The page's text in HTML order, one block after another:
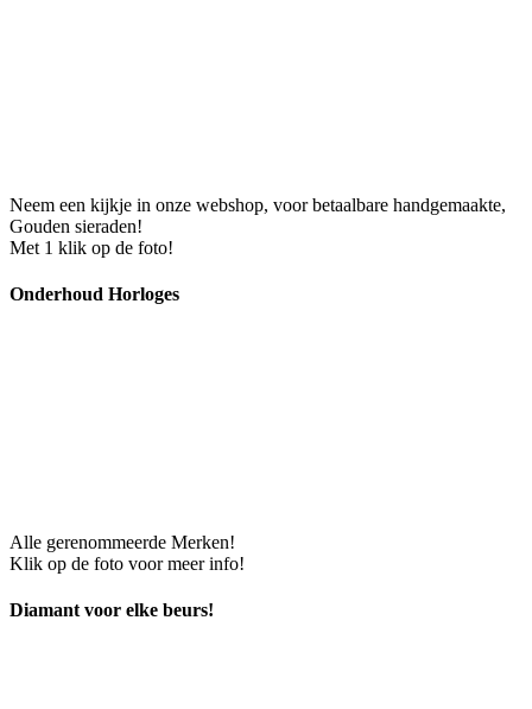
Neem een kijkje in onze webshop, voor betaalbare handgemaakte,
Gouden sieraden!
Met 1 klik op de foto!
Onderhoud Horloges
Alle gerenommeerde Merken!
Klik op de foto voor meer info!
Diamant voor elke beurs!